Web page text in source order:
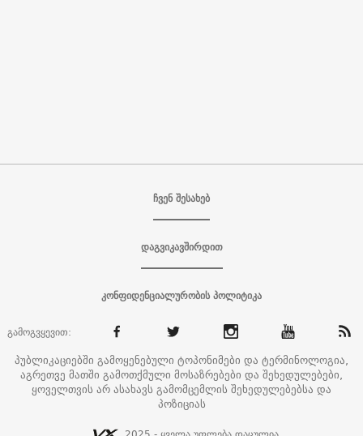
ჩვენ შესახებ
დაგვიკავშირდით
კონფიდენციალურობის პოლიტიკა
გამოგვყევით:
პუბლიკაციებში გამოყენებული ტოპონიმები და ტერმინოლოგია,
აგრეთვე მათში გამოთქმული მოსაზრებები და შეხედულებები,
ყოველთვის არ ასახავს გამომცემლის შეხედულებებსა და
პოზიციას